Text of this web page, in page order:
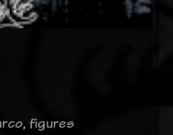
figures